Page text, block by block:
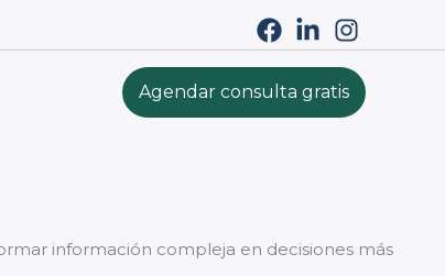
Agendar consulta gratis
información compleja en decisiones más